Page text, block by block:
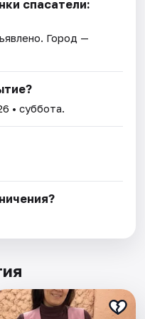
спасатели:
Город —
• суббота.